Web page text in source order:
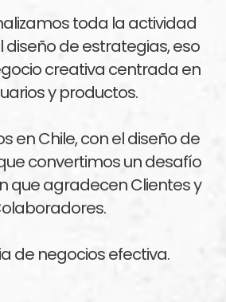
toda la actividad
diseño de estrategias, eso
creativa centrada en
y productos.
en Chile, con el diseño de
convertimos un desafío
que agradecen Clientes y
de negocios efectiva.